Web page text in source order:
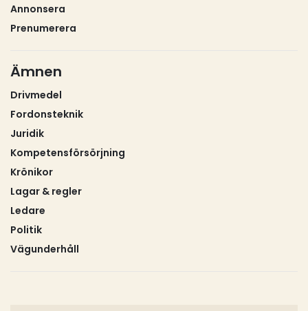
Annonsera
Prenumerera
Ämnen
Drivmedel
Fordonsteknik
Juridik
Kompetensförsörjning
Krönikor
Lagar & regler
Ledare
Politik
Vägunderhåll